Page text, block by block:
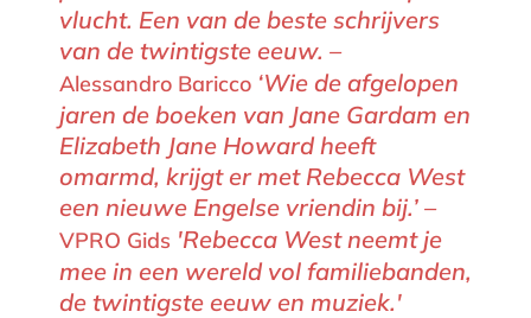
vlucht. Een van de beste schrijvers
van de twintigste eeuw. –
Alessandro Baricco ‘Wie de afgelopen
jaren de boeken van Jane Gardam en
Elizabeth Jane Howard heeft
omarmd, krijgt er met Rebecca West
een nieuwe Engelse vriendin bij.’ –
VPRO Gids 'Rebecca West neemt je
mee in een wereld vol familiebanden,
de twintigste eeuw en muziek.'